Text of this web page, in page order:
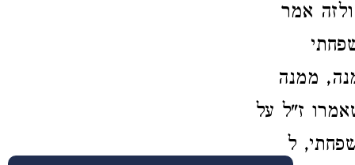
אמר
ממנה
ז"ל על
ל